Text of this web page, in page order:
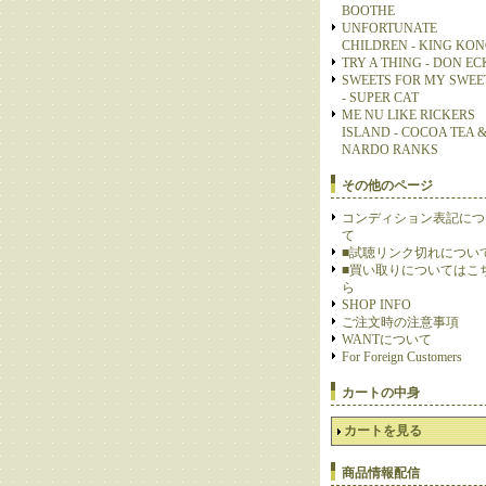
BOOTHE
UNFORTUNATE
CHILDREN - KING
TRY A THING - DON
SWEETS FOR MY
- SUPER CAT
ME NU LIKE RICKERS
ISLAND - COCOA TEA &
NARDO RANKS
その他のページ
コンディション表記に
て
■試聴リンク切れについ
■買い取りについてはこ
ら
SHOP INFO
ご注文時の注意事項
WANTについて
For Foreign Customers
カートの中身
カートを見る
商品情報配信